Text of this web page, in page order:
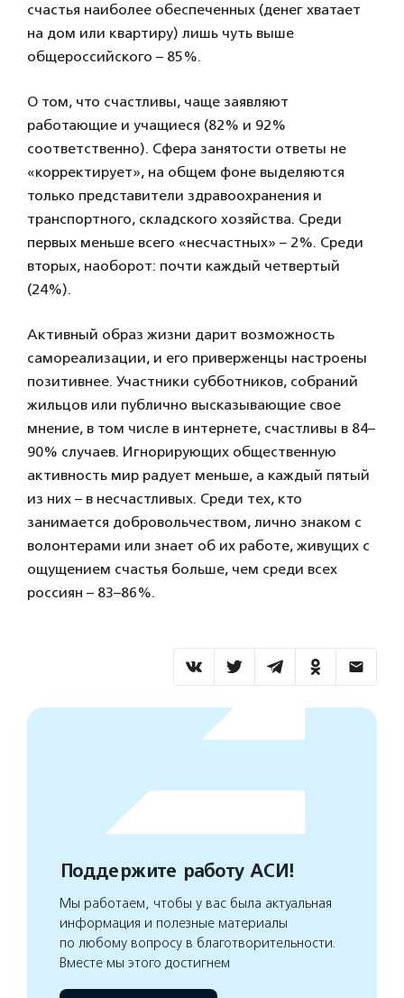
счастья наиболее обеспеченных (денег хватает
на дом или квартиру) лишь чуть выше
общероссийского – 85%.
О том, что счастливы, чаще заявляют
работающие и учащиеся (82% и 92%
соответственно). Сфера занятости ответы не
«корректирует», на общем фоне выделяются
только представители здравоохранения и
транспортного, складского хозяйства. Среди
первых меньше всего «несчастных» – 2%. Среди
вторых, наоборот: почти каждый четвертый
(24%).
Активный образ жизни дарит возможность
самореализации, и его приверженцы настроены
позитивнее. Участники субботников, собраний
жильцов или публично высказывающие свое
мнение, в том числе в интернете, счастливы в 84–
90% случаев. Игнорирующих общественную
активность мир радует меньше, а каждый пятый
из них – в несчастливых. Среди тех, кто
занимается добровольчеством, лично знаком с
волонтерами или знает об их работе, живущих с
ощущением счастья больше, чем среди всех
россиян – 83–86%.
Поддержите работу АСИ!
Мы работаем, чтобы у вас была актуальная
информация и полезные материалы
по любому вопросу в благотворительности.
Вместе мы этого достигнем